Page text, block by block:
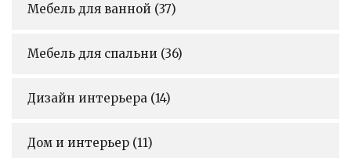
Мебель для ванной (37)
Мебель для спальни (36)
Дизайн интерьера (14)
Дом и интерьер (11)